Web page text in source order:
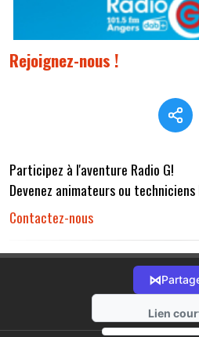
Rejoignez-nous !
Participez à l'aventure Radio G!
Devenez animateurs ou techniciens
Contactez-nous
⋈
Lien